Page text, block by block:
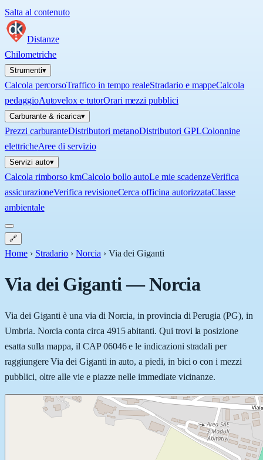
Salta al contenuto
Distanze
Chilometriche
Strumenti▾
Calcola percorsoTraffico in tempo realeStradario e mappeCalcola
pedaggioAutovelox e tutorOrari mezzi pubblici
Carburante & ricarica▾
Prezzi carburanteDistributori metanoDistributori GPLColonnine
elettricheAree di servizio
Servizi auto▾
Calcola rimborso kmCalcolo bollo autoLe mie scadenzeVerifica
assicurazioneVerifica revisioneCerca officina autorizzataClasse
ambientale
🔗
Home › Stradario › Norcia › Via dei Giganti
Via dei Giganti—Norcia
Via dei Giganti è una via di Norcia, in provincia di Perugia (PG), in
Umbria. Norcia conta circa 4915 abitanti. Qui trovi la posizione
esatta sulla mappa, il CAP 06046 e le indicazioni stradali per
raggiungere Via dei Giganti in auto, a piedi, in bici o con i mezzi
pubblici, oltre alle vie e piazze nelle immediate vicinanze.